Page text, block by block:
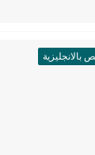
بالانجليزية